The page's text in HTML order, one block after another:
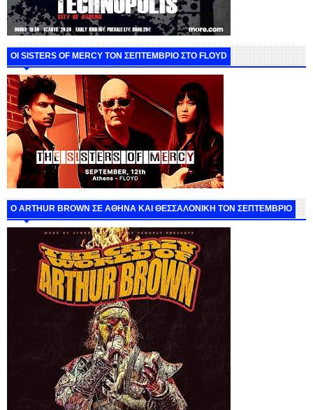
ΟΙ SISTERS OF MERCY ΤΟΝ ΣΕΠΤΕΜΒΡΙΟ ΣΤΟ FLOYD
O ARTHUR BROWN ΣΕ ΑΘΗΝΑ ΚΑΙ ΘΕΣΣΑΛΟΝΙΚΗ ΤΟΝ ΣΕΠΤΕΜΒΡΙΟ